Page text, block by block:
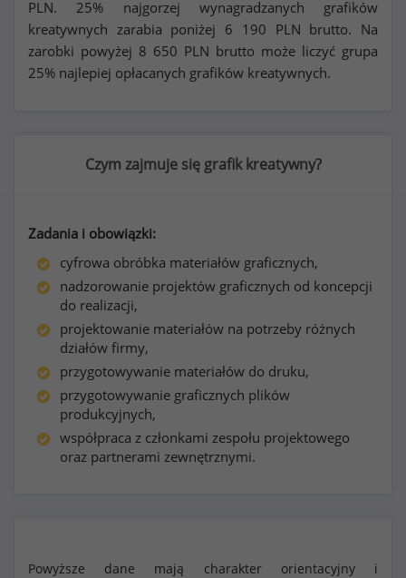
PLN. 25% najgorzej wynagradzanych grafików
kreatywnych zarabia poniżej 6 190 PLN brutto. Na
zarobki powyżej 8 650 PLN brutto może liczyć grupa
25% najlepiej opłacanych grafików kreatywnych.
Czym zajmuje się grafik kreatywny?
Zadania i obowiązki:
cyfrowa obróbka materiałów graficznych,
nadzorowanie projektów graficznych od koncepcji
do realizacji,
projektowanie materiałów na potrzeby różnych
działów firmy,
przygotowywanie materiałów do druku,
przygotowywanie graficznych plików
produkcyjnych,
współpraca z członkami zespołu projektowego
oraz partnerami zewnętrznymi.
Powyższe dane mają charakter orientacyjny i